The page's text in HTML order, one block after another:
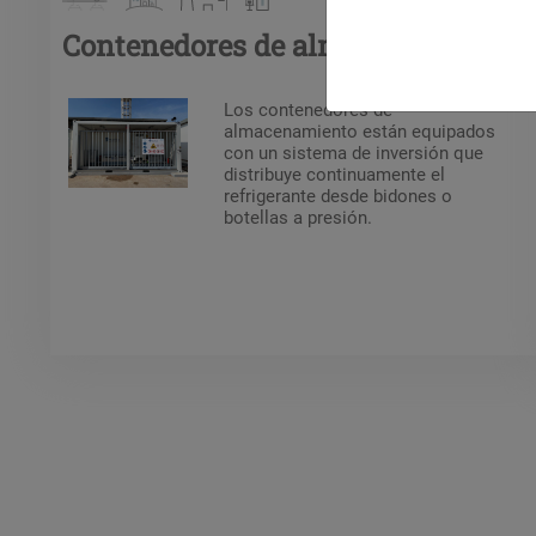
Contenedores de almacenamiento
Los contenedores de
almacenamiento están equipados
con un sistema de inversión que
distribuye continuamente el
refrigerante desde bidones o